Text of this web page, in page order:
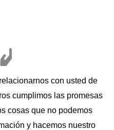
con usted de
cumplimos las promesas
cosas que no podemos
y hacemos nuestro